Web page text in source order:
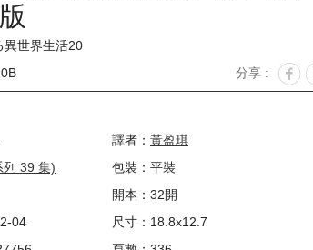
異世界生活20
分享 :
譯者： 黃盈琪
列 39 集)
包裝：平裝
開本：32開
04
尺寸：18.8x12.7